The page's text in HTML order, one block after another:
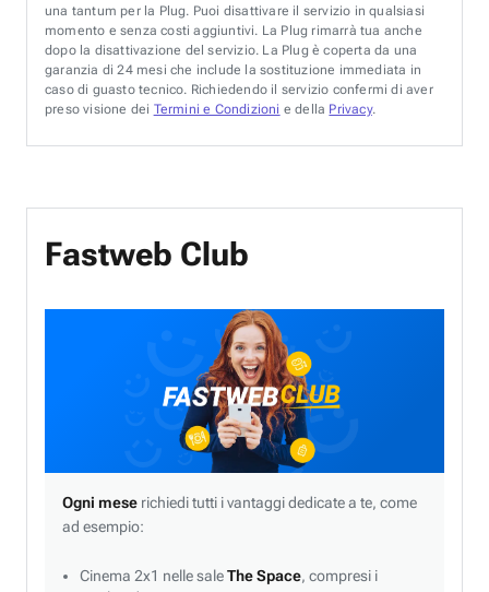
una tantum per la Plug. Puoi disattivare il servizio in qualsiasi
momento e senza costi aggiuntivi. La Plug rimarrà tua anche
dopo la disattivazione del servizio. La Plug è coperta da una
garanzia di 24 mesi che include la sostituzione immediata in
caso di guasto tecnico. Richiedendo il servizio confermi di aver
preso visione dei Termini e Condizioni e della Privacy.
Fastweb Club
Ogni mese richiedi tutti i vantaggi dedicate a te, come
ad esempio:
Cinema 2x1 nelle saleThe Space, compresi i